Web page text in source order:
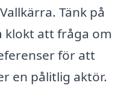
Tänk på
klokt att fråga om
för att
en pålitlig aktör.